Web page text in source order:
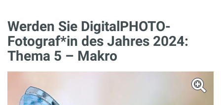
Werden Sie DigitalPHOTO-
Fotograf*in des Jahres 2024:
Thema 5 – Makro